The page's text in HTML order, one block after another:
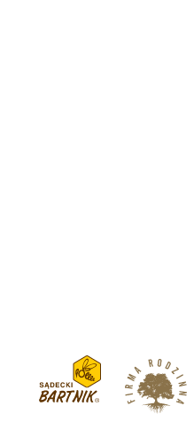
Aby zapewnić jak najlepsze
takich jak pliki cookie, do
dostępu do informacji o
pozwoli nam przetwarzać